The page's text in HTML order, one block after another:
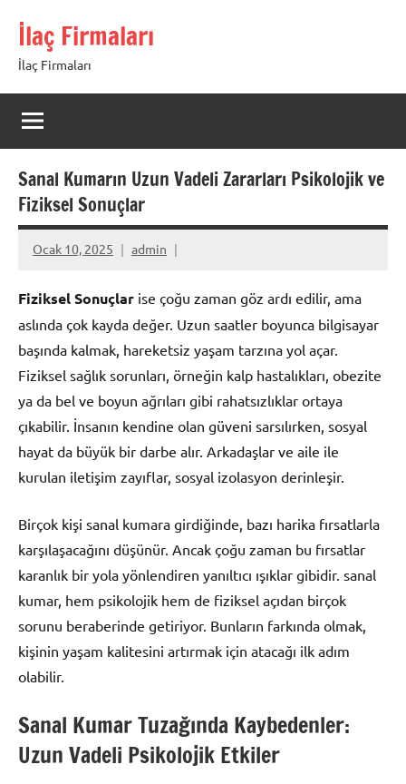
İlaç Firmaları
İlaç Firmaları
Sanal Kumarın Uzun Vadeli Zararları Psikolojik ve
Fiziksel Sonuçlar
Ocak 10, 2025 admin
Fiziksel Sonuçlar ise çoğu zaman göz ardı edilir, ama
aslında çok kayda değer. Uzun saatler boyunca bilgisayar
başında kalmak, hareketsiz yaşam tarzına yol açar.
Fiziksel sağlık sorunları, örneğin kalp hastalıkları, obezite
ya da bel ve boyun ağrıları gibi rahatsızlıklar ortaya
çıkabilir. İnsanın kendine olan güveni sarsılırken, sosyal
hayat da büyük bir darbe alır. Arkadaşlar ve aile ile
kurulan iletişim zayıflar, sosyal izolasyon derinleşir.
Birçok kişi sanal kumara girdiğinde, bazı harika fırsatlarla
karşılaşacağını düşünür. Ancak çoğu zaman bu fırsatlar
karanlık bir yola yönlendiren yanıltıcı ışıklar gibidir. sanal
kumar, hem psikolojik hem de fiziksel açıdan birçok
sorunu beraberinde getiriyor. Bunların farkında olmak,
kişinin yaşam kalitesini artırmak için atacağı ilk adım
olabilir.
Sanal Kumar Tuzağında Kaybedenler:
Uzun Vadeli Psikolojik Etkiler